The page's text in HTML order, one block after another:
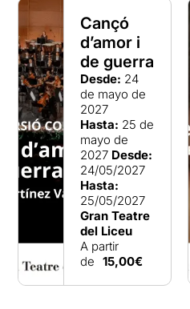
Cançó
d’amor i
de guerra
Desde: 24
de mayo de
2027
Hasta: 25 de
mayo de
2027 Desde:
24/05/2027
Hasta:
25/05/2027
Gran Teatre
del Liceu
A partir
de 15,00€